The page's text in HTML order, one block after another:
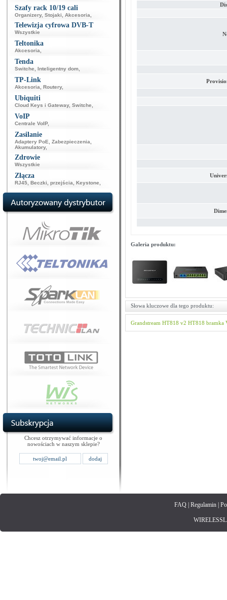
Szafy rack 10/19 cali
Organizery, Stojaki Akcesoria
Telewizja cyfrowa DVB-T
Wszystkie
Teltonika
Akcesoria
Tenda
Switche Inteligentny dom
TP-Link
Akcesoria Routery,
Ubiquiti
Cloud Keys i Gateway, Switche
VoIP
Centrale VoIP,
Zasilanie
Adaptery PoE Zabezpieczenia
Akumulatory,
Zdrowie
Wszystkie
Złącza
RJ45 Beczki, przejścia Keystone
Chcesz otrzymywać informacje o
nowościach w naszym sklepie?
Galeria produktu:
Słowa kluczowe dla tego produktu:
Grandstream HT818 v2 HT818 bramka
FAQ| Regulamin|